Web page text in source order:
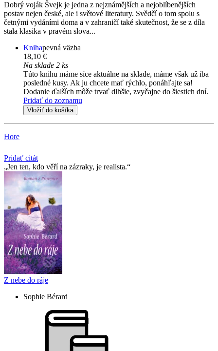
Dobrý voják Švejk je jedna z nejznámějších a nejoblíbenějších
postav nejen české, ale i světové literatury. Svědčí o tom spolu s
četnými vydáními doma a v zahraničí také skutečnost, že se z díla
stala klasika v pravém slova...
Knihapevná väzba
18,10 €
Na sklade 2 ks
Túto knihu máme síce aktuálne na sklade, máme však už iba
posledné kusy. Ak ju chcete mať rýchlo, ponáhľajte sa!
Dodanie ďalších môže trvať dlhšie, zvyčajne do šiestich dní.
Pridať do zoznamu
Vložiť do košíka
Hore
Pridať citát
Jen ten, kdo věří na zázraky, je realista.
Z nebe do ráje
Sophie Bérard